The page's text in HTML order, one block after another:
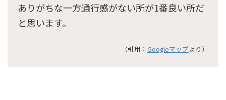
ありがちな一方通行感がない所が1番良い所だ
と思います。
（引用： Googleマップより）